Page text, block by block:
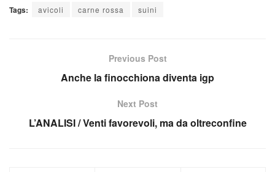
Tags: avicoli carne rossa suini
Previous Post
Anche la finocchiona diventa igp
Next Post
L’ANALISI / Venti favorevoli, ma da oltreconfine